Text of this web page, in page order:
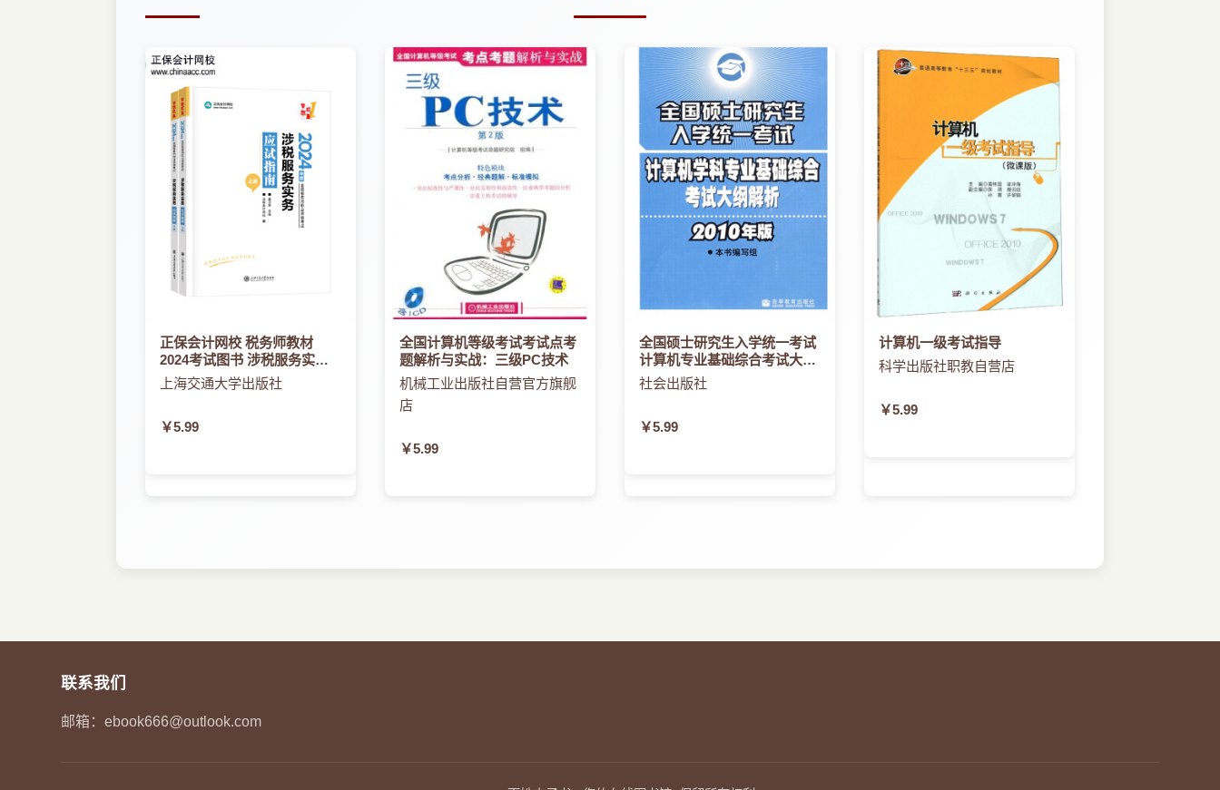
第十二套试题参考答案
第十三套试题
第十三套试题参考答案
第十四套试题
第十四套试题参考答案
第十五套试题
第十五套试题参考答案
第十六套试题
第十六套试题参考答案
第十七套试题
第十七套试题参考答案
第十九套试题
第十九套试题参考答案
第二十套试题
正保会计网校 税务师教材
2024考试图书 涉税服务实务
应试指南
上海交通大学出版社
￥5.99
全国计算机等级考试考试点考
题解析与实战：三级PC技术
机械工业出版社自营官方旗舰
店
￥5.99
全国硕士研究生入学统一考试
计算机专业基础综合考试大纲
解析
社会出版社
￥5.99
计算机一级考试指导
科学出版社职教自营店
￥5.99
联系我们
邮箱：ebook666@outlook.com